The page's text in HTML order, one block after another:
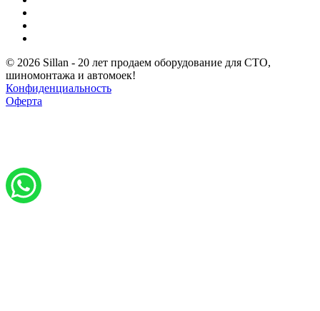
© 2026 Sillan - 20 лет продаем оборудование для СТО,
шиномонтажа и автомоек!
Конфиденциальность
Оферта